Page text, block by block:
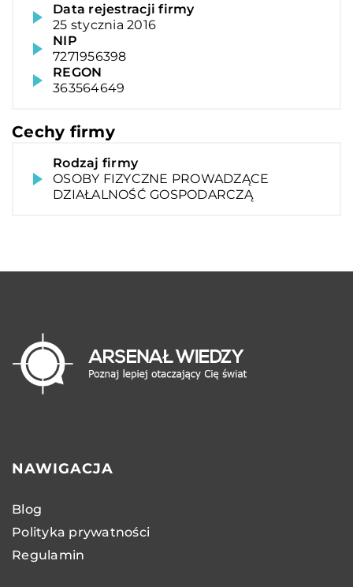
Data rejestracji firmy
25 stycznia 2016
NIP
7271956398
REGON
363564649
Cechy firmy
Rodzaj firmy
OSOBY FIZYCZNE PROWADZĄCE
DZIAŁALNOŚĆ GOSPODARCZĄ
NAWIGACJA
Blog
Polityka prywatności
Regulamin